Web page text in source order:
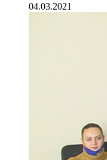
04.03.2021